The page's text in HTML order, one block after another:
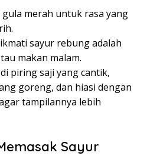
merah untuk rasa yang
sayur rebung adalah
makan malam.
piring saji yang cantik,
goreng, dan hiasi dengan
tampilannya lebih
Sayur